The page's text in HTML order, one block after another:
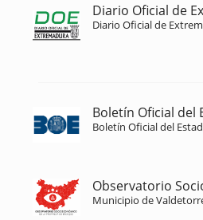
Diario Oficial de
Diario Oficial de
Boletín Oficial del
Boletín Oficial del
Observatorio
Municipio de